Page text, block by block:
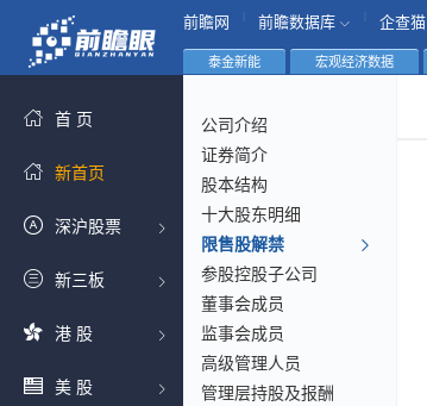
前瞻网 前瞻数据库 企查猫
首 页
新首页
深沪股票
新三板
港 股
美 股
泰金新能 宏观经济数据
公司介绍
证券简介
股本结构
十大股东明细
限售股解禁
参股控股子公司
董事会成员
监事会成员
高级管理人员
管理层持股及报酬